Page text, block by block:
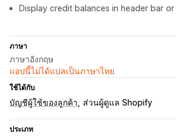
Display credit balances in header bar
ภาษา
ภาษาอังกฤษ
แอปนี้ไม่ได้แปลเป็นภาษาไทย
ใช้ได้กับ
บัญชีผู้ใช้ของลูกค้า ส่วนผู้ดูแล Shopify
ประเภท